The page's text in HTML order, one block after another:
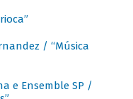
/ “Música
e Ensemble SP /